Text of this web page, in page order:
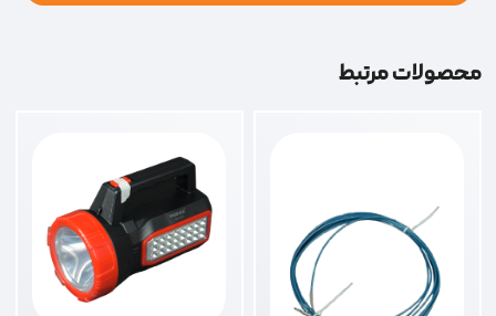
محصولات مرتبط